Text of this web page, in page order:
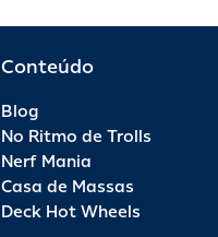
Conteúdo
Blog
No Ritmo de Trolls
Nerf Mania
Casa de Massas
Deck Hot Wheels